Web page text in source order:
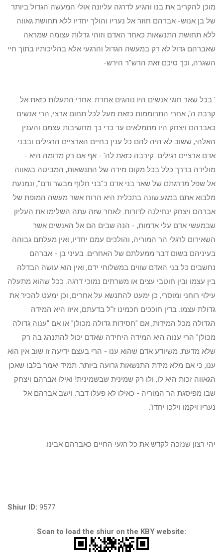
מוכן להקריב את בנו והגיע לדרגה עליונה אולי המעשה הגדול ביותר
של בן אנוש- אברהם חוזר אל נעריו והולך יחדיו ללא תחושת גאווה
ללא תחושת התנשאות כאחד האדם וזוהי גדלות עצומה שמראה
שאברהם גדול לא רק במעשה הגדול והרגעי אלא בהליכותיו בתוך חיי
השגרה, וכך סיכם זאת הרש"ר הירש-
' בכל שאר חוגי אנשים היו נוהגים אחרת. אחרי התעלות כזאת אל
קרבת ה', אחרי התרוממות כזאת מעל לכל תחום ארצי, הרי אנשים
כאברהם ויצחק היו מתמלאים עד כדי כך מחשיבות עצמם והענין
האלהי, ששוב לא היה להם כל ענין בחיים הארציים הרגילים ובבני
אדם ארציים רגילים. קירבה כזאת לה' - אף אם רק מדומה היא -
מולידה בדרך כלל בכל מקום מידה של התנשאות, המביטה בגאווה
אל שפל מדרגתם של שאר בני אדם כ"בני חלוף מבשר ודם", ונמנעת
מלבוא אתם במגע.שונה בתכלית היא הרוח אשר מעשה המופת של
אברהם ויצחק ינחילנה לדורות. לאחר שזה עתה השלימו את העליון
שבמעשי אדם עלי אדמות, - הנה שבים הם אל האנשים אשר
השאירום לרגלי הר המוריה, והולכים עמם יחדיו, ואין מעלתם גבוהה
בעיניהם בשום דבר ממעלתם של האחרים. בעיני בן - אברהם
נחשבים כל בני האדם שווים במשלוחי ידם, ואין הוא עושה הבדלה
בין עצמו ובין חוטבי עצים או משרתים נמוכי דרגה. ככל שהוא מתעלה
עילוי רוחני ומוסרי, כן ימעט להתנשא על אחרים, וכן ימעט להכיר את
גדולת עצמו. בדין חוככים חכמינו ז"ל בדעתם, איזו היא המידה
הגדולה מכל המידות, אם "חסידות גדולה מכולן" או אם "ענוה גדולה
מכולן" הרי ענוה היא המידה היחידה שאדם יכול להתנהג בה רק
שלא מדעת. משיודע אדם שהוא ענו - הרי בעצם ידיעה זו שוב אין הוא
ענו, כי אם מלא מידת התנשאות גרועה ביותר. תמיד יאמר בלבו שאכן
הגאווה זכות היא לו, ולו רק שמינית שבשמינית! ואילו אברהם ויצחק
שבו מפיסגת הר המוריה - כאילו לא פעלו דבר: וישב אברהם אל
נעריו ויקמו וילכו יחדו'.
יהי רצון שנזכה לקדש את כל רגעי החיים כאברהם אבינו.
Shiur ID: 9577
Scan to load the shiur on the KBY website: